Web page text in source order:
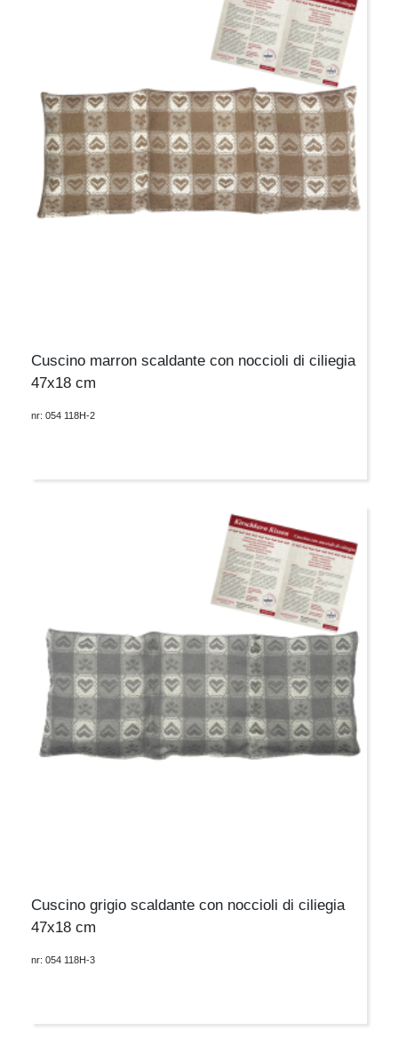
Cuscino marron scaldante con noccioli di ciliegia
47x18 cm
nr: 054 118H-2
Cuscino grigio scaldante con noccioli di ciliegia
47x18 cm
nr: 054 118H-3